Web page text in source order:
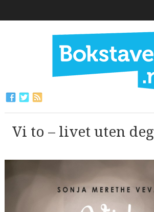
Vi to – livet uten deg